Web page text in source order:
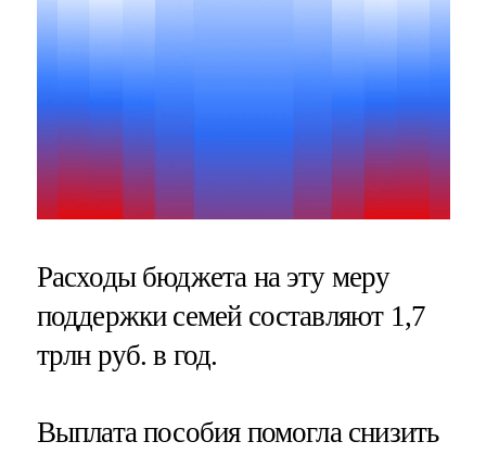
Расходы бюджета на эту меру
поддержки семей составляют 1,7
трлн руб. в год.
Выплата пособия помогла снизить